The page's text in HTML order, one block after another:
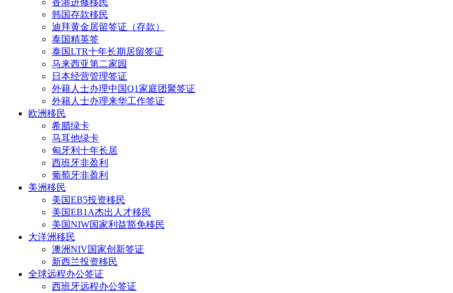
香港进修移民
韩国存款移民
迪拜黄金居留签证（存款）
泰国精英签
泰国LTR十年长期居留签证
马来西亚第二家园
日本经营管理签证
外籍人士办理中国Q1家庭团聚签证
外籍人士办理来华工作签证
欧洲移民
希腊绿卡
马耳他绿卡
匈牙利十年长居
西班牙非盈利
葡萄牙非盈利
美洲移民
美国EB5投资移民
美国EB1A杰出人才移民
美国NIW国家利益豁免移民
大洋洲移民
澳洲NIV国家创新签证
新西兰投资移民
全球远程办公签证
西班牙远程办公签证